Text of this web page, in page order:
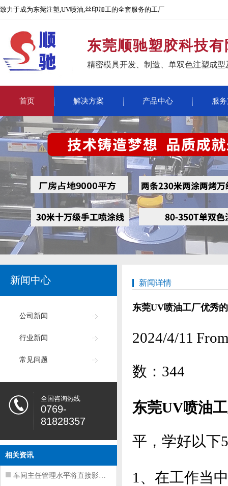
致力于成为东莞注塑,UV喷油,丝印加工的全套服务的工厂
东莞顺驰塑胶科技
精密模具开发、制造、单双色注塑成
首页 解决方案 产品中心 服
新闻中心
公司新闻
行业新闻
常见问题
全国咨询热线
0769-
81828357
相关资讯
车间主任管理水平将直接影响东莞注塑件
新闻详情
东莞UV喷油工厂优秀
2024/4/11
数： 344
东莞UV喷油
平，学好以下
1、在工作当